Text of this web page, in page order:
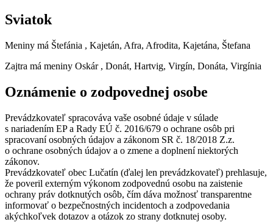
Sviatok
Meniny má Štefánia , Kajetán, Afra, Afrodita, Kajetána, Štefana
Zajtra má meniny Oskár , Donát, Hartvig, Virgín, Donáta, Virgínia
Oznámenie o zodpovednej osobe
Prevádzkovateľ spracováva vaše osobné údaje v súlade
s nariadením EP a Rady EÚ č. 2016/679 o ochrane osôb pri
spracovaní osobných údajov a zákonom SR č. 18/2018 Z.z.
o ochrane osobných údajov a o zmene a doplnení niektorých
zákonov.
Prevádzkovateľ obec Lučatín (ďalej len prevádzkovateľ) prehlasuje,
že poveril externým výkonom zodpovednú osobu na zaistenie
ochrany práv dotknutých osôb, čím dáva možnosť transparentne
informovať o bezpečnostných incidentoch a zodpovedania
akýchkoľvek dotazov a otázok zo strany dotknutej osoby.